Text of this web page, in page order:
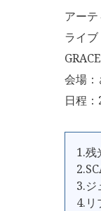
アー
ライ
会場
日程
1.残
3.ジ
4.リ